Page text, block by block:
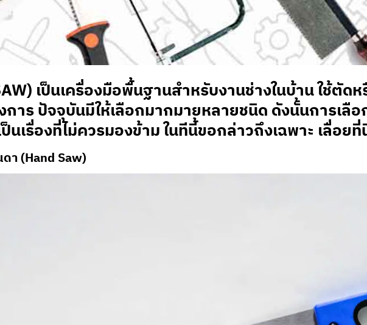
เป็นเครื่องมือพื้นฐานสำหรับงานช่างในบ้าน ใช้ตัด
าร ปัจจุบันมีให้เลือกมากมายหลายชนิด ดังนั้นการเลือ
นเรื่องที่ไม่ควรมองข้าม ในทีนี้ขอกล่าวถึงเฉพาะ เลื่อย
า (Hand Saw)